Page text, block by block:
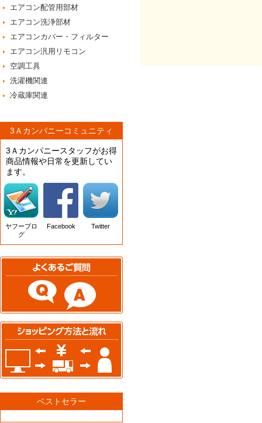
エアコン配管用部材
エアコン洗浄部材
エアコンカバー・フィルター
エアコン汎用リモコン
空調工具
洗濯機関連
冷蔵庫関連
3Ａカンパニーコミュニティ
3Ａカンパニースタッフがお得
商品情報や日常を更新してい
ます。
ヤフーブロ
グ
Facebook Twitter
ベストセラー